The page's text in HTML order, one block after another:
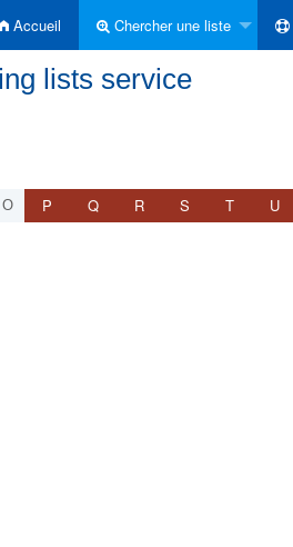
Accueil Chercher une liste
lists service
O P Q R S T U